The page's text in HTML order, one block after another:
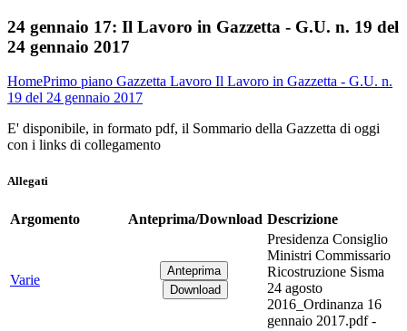
24 gennaio 17: Il Lavoro in Gazzetta - G.U. n. 19 del
24 gennaio 2017
HomePrimo piano Gazzetta Lavoro Il Lavoro in Gazzetta - G.U. n.
19 del 24 gennaio 2017
E' disponibile, in formato pdf, il Sommario della Gazzetta di oggi
con i links di collegamento
Allegati
Argomento Anteprima/Download Descrizione
Varie
Presidenza Consiglio
Ministri Commissario
Ricostruzione Sisma
24 agosto
2016_Ordinanza 16
gennaio 2017.pdf -